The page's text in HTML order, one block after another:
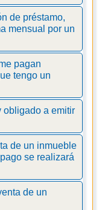
de préstamo,
mensual por un
pagan
tengo un
obligado a emitir
de un inmueble
se realizará
de un